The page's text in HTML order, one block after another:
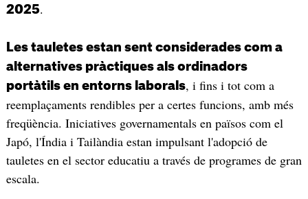
2025.
Les tauletes estan sent considerades com a
alternatives pràctiques als ordinadors
portàtils en entorns laborals, i fins i tot com a
reemplaçaments rendibles per a certes funcions, amb més
freqüència. Iniciatives governamentals en països com el
Japó, l'Índia i Tailàndia estan impulsant l'adopció de
tauletes en el sector educatiu a través de programes de gran
escala.